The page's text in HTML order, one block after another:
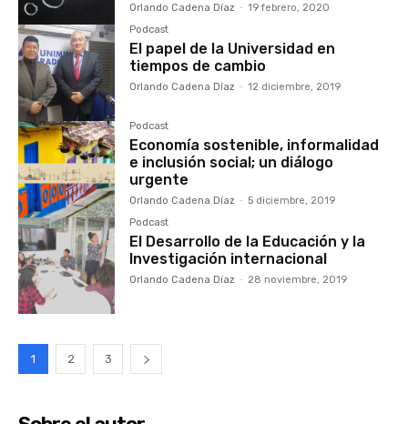
Orlando Cadena Díaz - 19 febrero, 2020
Podcast
El papel de la Universidad en
tiempos de cambio
Orlando Cadena Díaz - 12 diciembre, 2019
Podcast
Economía sostenible, informalidad
e inclusión social; un diálogo
urgente
Orlando Cadena Díaz - 5 diciembre, 2019
Podcast
El Desarrollo de la Educación y la
Investigación internacional
Orlando Cadena Díaz - 28 noviembre, 2019
1 2 3